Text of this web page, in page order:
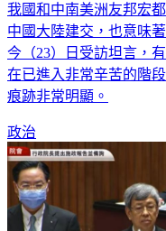
我國和中南美洲友邦宏
中國大陸建交，也意味
今（23）日受訪坦言，
在已進入非常辛苦的階
痕跡非常明顯。
政治